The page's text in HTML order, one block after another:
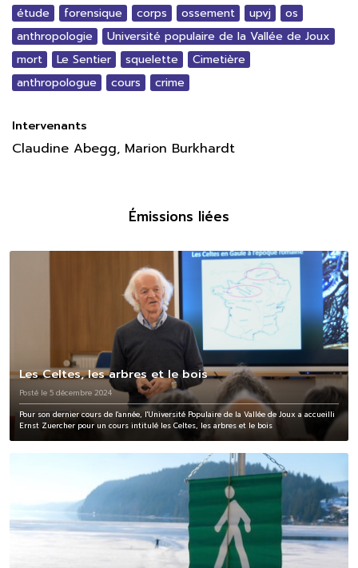
étude
forensique corps ossement upvj
os
anthropologie
Université populaire de la Vallée de Joux
mort
Le Sentier squelette
Cimetière
anthropologue
cours crime
Intervenants
Claudine Abegg, Marion Burkhardt
Émissions liées
Les Celtes, les arbres et le bois
Posté le 5 décembre 2024
Pour son dernier cours de l'année, l'Université Populaire de la Vallée de Joux a accueilli
Ernst Zuercher pour un cours intitulé les Celtes, les arbres et le bois